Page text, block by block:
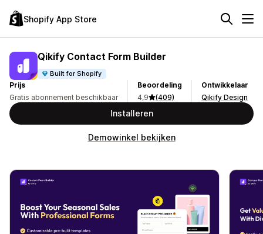
Shopify App Store
Qikify Contact Form Builder
Built for Shopify
Prijs
Gratis abonnement beschikbaar
Beoordeling
4,9
(409)
Ontwikkelaar
Qikify Design
Installeren
Demowinkel bekijken